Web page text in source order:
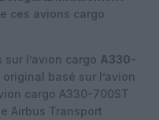
ces avions cargo
l’avion cargo A330-
basé sur l’avion
cargo A330-700ST
Airbus Transport